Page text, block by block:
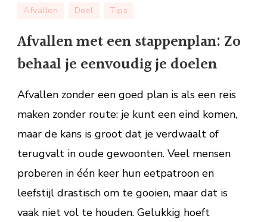
met
stappenplan:
Zo
je
eenvoudig
doelen
Afvallen Doel Tips
Afvallen met een stappenplan: Zo
behaal je eenvoudig je doelen
Afvallen zonder een goed plan is als een reis
maken zonder route: je kunt een eind komen,
maar de kans is groot dat je verdwaalt of
terugvalt in oude gewoonten. Veel mensen
proberen in één keer hun eetpatroon en
leefstijl drastisch om te gooien, maar dat is
vaak niet vol te houden. Gelukkig hoeft